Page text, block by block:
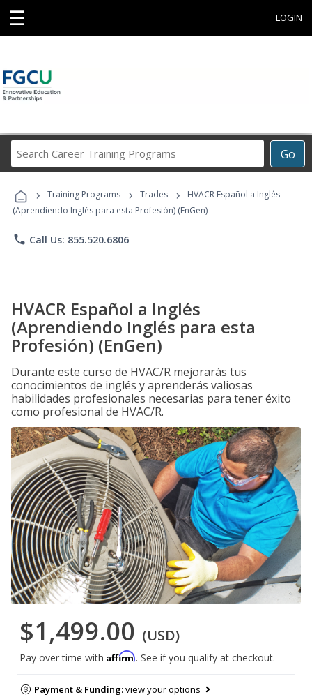
☰ LOGIN
Go
Career
Programs
› Training Programs › Trades ›
HVACR Español a Inglés
(Aprendiendo Inglés para esta Profesión) (EnGen)
phone Call Us: 855.520.6806
HVACR Español a Inglés
(Aprendiendo Inglés para esta
Profesión) (EnGen)
Durante este curso de HVAC/R mejorarás tus
conocimientos de inglés y aprenderás valiosas
habilidades profesionales necesarias para tener éxito
como profesional de HVAC/R.
$1,499.00 (USD)
Pay over time with Affirm. See if you qualify at checkout.
Payment & Funding:view your options